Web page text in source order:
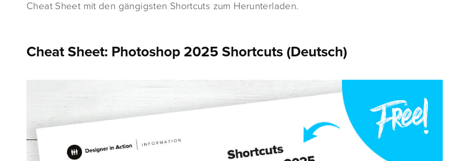
Cheat Sheet mit den gängigsten Shortcuts zum Herunterladen.
Cheat Sheet: Photoshop 2025 Shortcuts (Deutsch)